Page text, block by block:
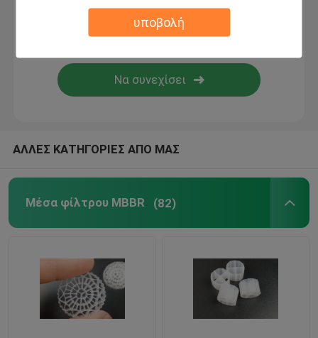
υποβολή
βιο μέσα φίλτρων
Μεταφορέας MBBR
Μέσα φίλτρου βιο-μπλοκ
Σωρός φύλλων PVC
ΑΛΛΕΣ ΚΑΤΗΓΟΡΙΕΣ ΑΠΟ ΜΑΣ
Μέσα φίλτρου MBBR (82)